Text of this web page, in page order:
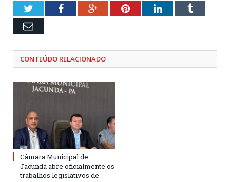
TwitterFacebookGoogle+PinterestLinkedInTumblr
Email
CONTEÚDO RELACIONADO
Câmara Municipal de
Jacundá abre oficialmente os
trabalhos legislativos de